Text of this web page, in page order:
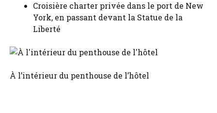
Croisière charter privée dans le port de New
York, en passant devant la Statue de la
Liberté
À l’intérieur du penthouse de l’hôtel